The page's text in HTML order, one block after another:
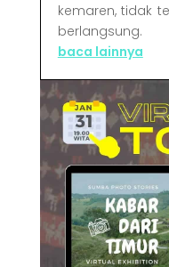
kemaren, tidak
berlangsung.
baca lainnya